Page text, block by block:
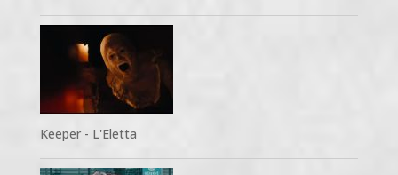
Keeper - L'Eletta